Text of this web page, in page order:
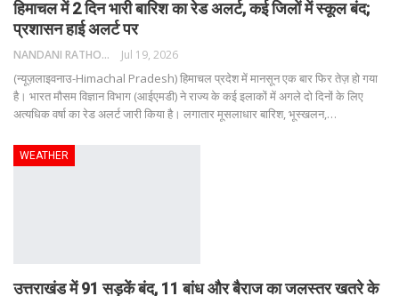
हिमाचल में 2 दिन भारी बारिश का रेड अलर्ट, कई जिलों में स्कूल बंद;
प्रशासन हाई अलर्ट पर
NANDANI RATHORE Jul 19, 2026
(न्यूज़लाइवनाउ-Himachal Pradesh) हिमाचल प्रदेश में मानसून एक बार फिर तेज़ हो गया
है। भारत मौसम विज्ञान विभाग (आईएमडी) ने राज्य के कई इलाकों में अगले दो दिनों के लिए
अत्यधिक वर्षा का रेड अलर्ट जारी किया है। लगातार मूसलाधार बारिश, भूस्खलन,…
WEATHER
उत्तराखंड में 91 सड़कें बंद, 11 बांध और बैराज का जलस्तर खतरे के